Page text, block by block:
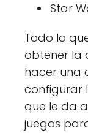
Star
Todo lo
obtener la
hacer una
configurar
que le da
juegos